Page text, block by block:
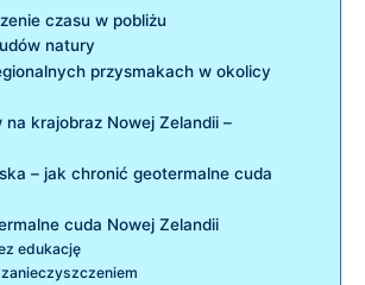
czasu w pobliżu
natury
przysmakach w okolicy
na krajobraz Nowej Zelandii –
– jak chronić geotermalne cuda
cuda Nowej Zelandii
edukację